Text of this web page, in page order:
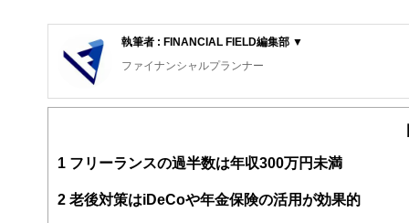
執筆者 : FINANCIAL FIELD編集部 ▼
ファイナンシャルプランナー
FinancialField編集部は、金融、経済に関する記事を、日
案から記事掲載まですべての工程に関わることで、読者目
FinancialFieldの特徴は、ファイナンシャルプランナー、
ー、公認会計士、社会保険労務士、行政書士、投資アナ
1 フリーランスの過半数は年収300万円未満
2 老後対策はiDeCoや年金保険の活用が効果的